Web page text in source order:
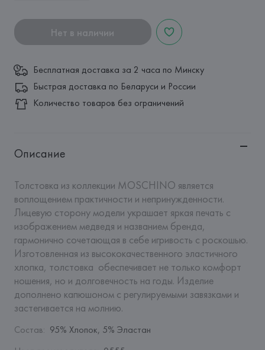
Нет в наличии
Бесплатная доставка за 2 часа по Минску
Быстрая доставка по Беларуси и России
Количество товаров без ограничений
Описание
Толстовка из коллекции MOSCHINO является
воплощением практичности и непринужденности.
Лицевую сторону модели украшает яркая печать с
изображением медведя и названием бренда,
гармонично сочетающая в себе игривость с роскошью.
Изготовленная из высококачественного эластичного
хлопка, толстовка  обеспечивает не только комфорт
ношения, но и долговечность на годы. Изделие
дополнено капюшоном с регулируемыми завязками и
застегивается на молнию.
Состав: 95% Хлопок, 5% Эластан